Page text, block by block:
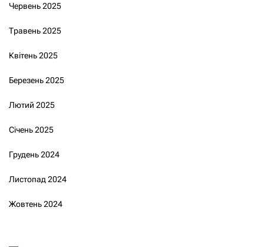
Червень 2025
Травень 2025
Квітень 2025
Березень 2025
Лютий 2025
Січень 2025
Грудень 2024
Листопад 2024
Жовтень 2024